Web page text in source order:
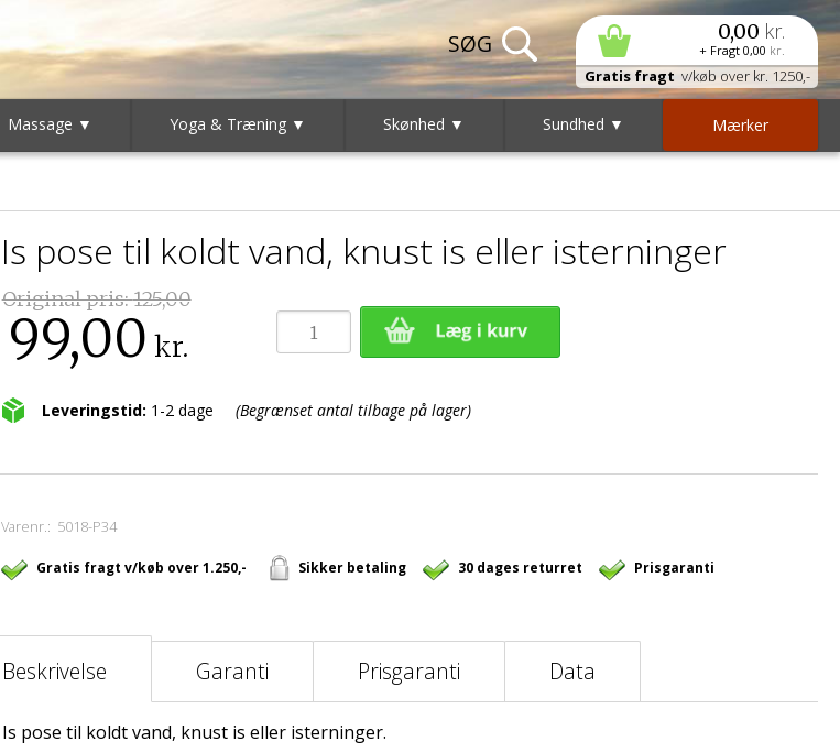
0,00 kr.
+ Fragt 0,00 kr.
Gratis fragt v/køb over kr. 1250,-
Massage ▼ Yoga & Træning ▼ Skønhed ▼ Sundhed ▼ Mærker
Is pose til koldt vand, knust is eller isterninger
Original pris:125,00
99,00 kr.
Leveringstid: 1-2 dage (Begrænset antal tilbage på lager)
Varenr.: 5018-P34
Gratis fragt v/køb over 1.250,- Sikker betaling 30 dages returret Prisgaranti
Beskrivelse Garanti Prisgaranti Data
Is pose til koldt vand, knust is eller isterninger.